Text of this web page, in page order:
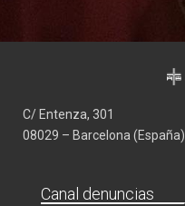
C/ Entenza, 301
08029 – Barcelona (España)
Canal denuncias